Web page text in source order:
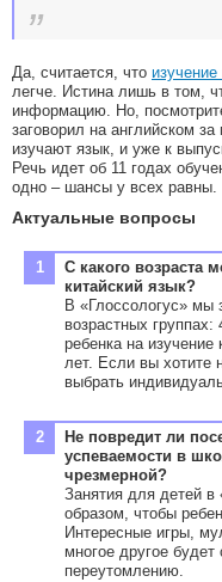
Да, считается, что
легче. Истина лишь в том,
информацию. Но,
заговорил на английском
изучают язык, и уже к
Речь идет об 11 годах
одно – шансы у всех равны.
Актуальные вопросы
С какого возраста
китайский язык?
В «Глоссологус» мы
возрастных
ребенка на изучение
лет. Если вы хотите
выбрать
Не повредит ли
успеваемости в
чрезмерной?
Занятия для детей в
образом, чтобы
Интересные игры,
многое другое
переутомлению.